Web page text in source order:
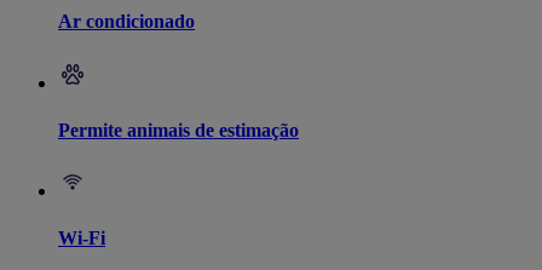
Ar condicionado
Permite animais de estimação
Wi-Fi